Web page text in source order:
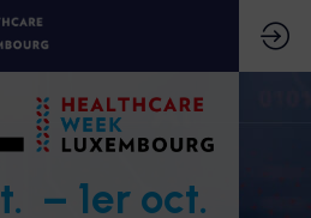
– 1er oct.